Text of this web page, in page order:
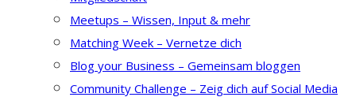
Meetups – Wissen, Input & mehr
Matching Week – Vernetze dich
Blog your Business – Gemeinsam bloggen
Community Challenge – Zeig dich auf Social Media